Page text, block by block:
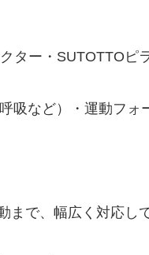
ター・SUTOTTOピ
吸など）・運動フォ
まで、幅広く対応し